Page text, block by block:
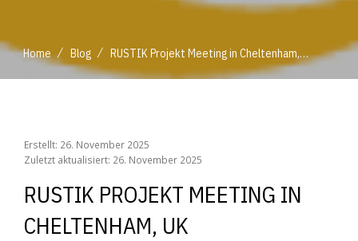
Home / Blog / RUSTIK Projekt Meeting in Cheltenham, UK
Erstellt: 26. November 2025
Zuletzt aktualisiert: 26. November 2025
RUSTIK PROJEKT MEETING IN
CHELTENHAM, UK